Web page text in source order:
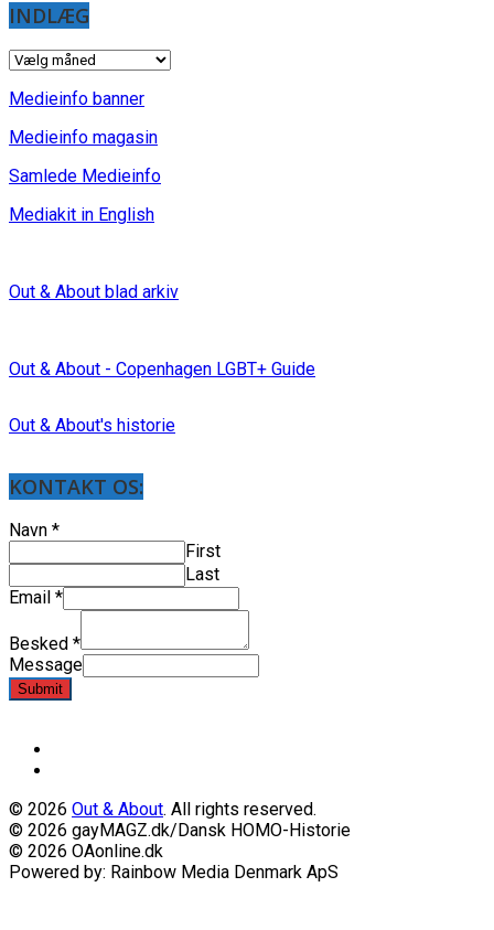
INDLÆG
INDLÆG
Medieinfo banner
Medieinfo magasin
Samlede Medieinfo
Mediakit in English
Out & About blad arkiv
Out & About - Copenhagen LGBT+ Guide
Out & About's historie
KONTAKT OS:
Navn *
First
Last
Email *
Besked *
Message
Submit
© 2026 Out & About. All rights reserved.
© 2026 gayMAGZ.dk/Dansk HOMO-Historie
© 2026 OAonline.dk
Powered by: Rainbow Media Denmark ApS